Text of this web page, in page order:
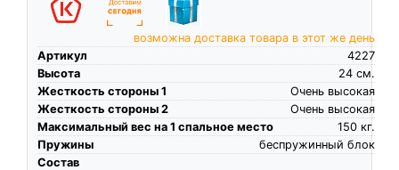
возможна доставка товара в этот же день
Артикул
4227
Высота
см.
24
Жесткость стороны 1
Очень высокая
Жесткость стороны 2
Очень высокая
Максимальный вес на 1 спальное место
кг.
150
Пружины
беспружинный блок
Состав